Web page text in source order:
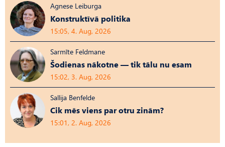
Agnese Leiburga
Konstruktīvā politika
15:05, 4. Aug, 2026
Sarmīte Feldmane
Šodienas nākotne — tik tālu nu esam
15:02, 3. Aug, 2026
Sallija Benfelde
Cik mēs viens par otru zinām?
15:01, 2. Aug, 2026